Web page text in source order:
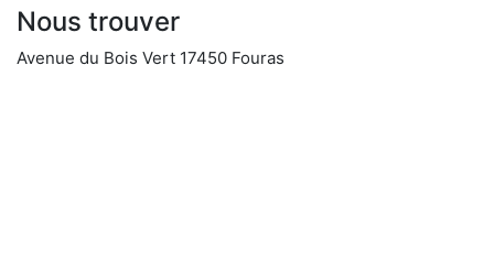
Nous trouver
Avenue du Bois Vert 17450 Fouras